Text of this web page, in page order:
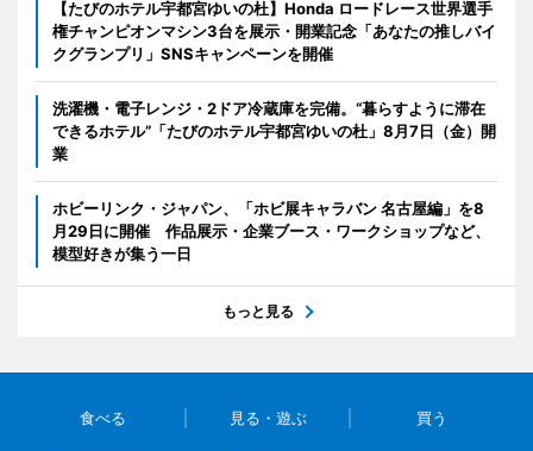
【たびのホテル宇都宮ゆいの杜】Honda ロードレース世界選手
権チャンピオンマシン3台を展示・開業記念「あなたの推しバイ
クグランプリ」SNSキャンペーンを開催
洗濯機・電子レンジ・2ドア冷蔵庫を完備。“暮らすように滞在
できるホテル”「たびのホテル宇都宮ゆいの杜」8月7日（金）開
業
ホビーリンク・ジャパン、「ホビ展キャラバン 名古屋編」を8
月29日に開催 作品展示・企業ブース・ワークショップなど、
模型好きが集う一日
もっと見る
食べる 見る・遊ぶ 買う